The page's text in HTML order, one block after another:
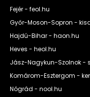
Fejér - feol.hu
Győr-Moson-Sopron -
Hajdú-Bihar - haon.hu
Heves - heol.hu
Jász-Nagykun-Szolnok -
Komárom-Esztergom -
Nógrád - nool.hu